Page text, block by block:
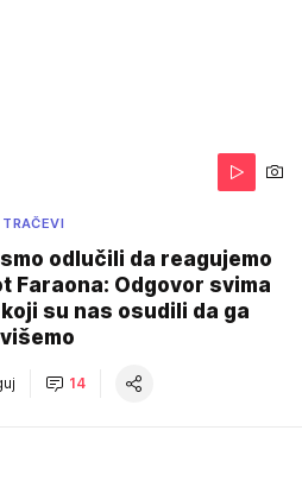
odlučili da reagujemo
Faraona: Odgovor svima
su nas osudili da ga
14